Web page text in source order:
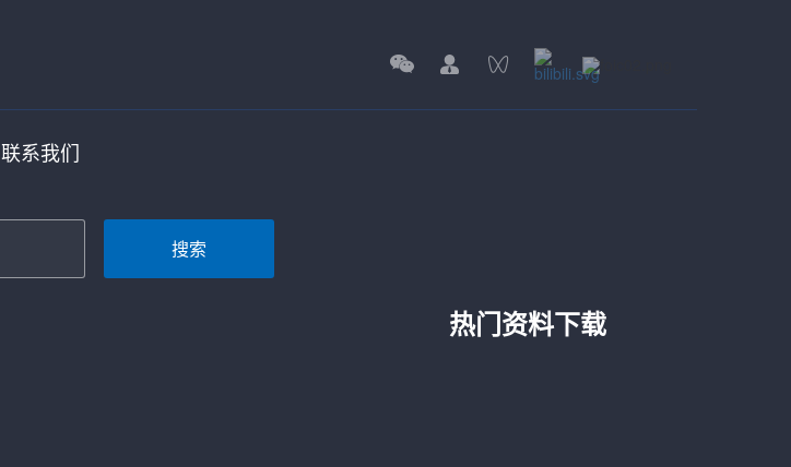
联系我们
搜索
热门资料下载